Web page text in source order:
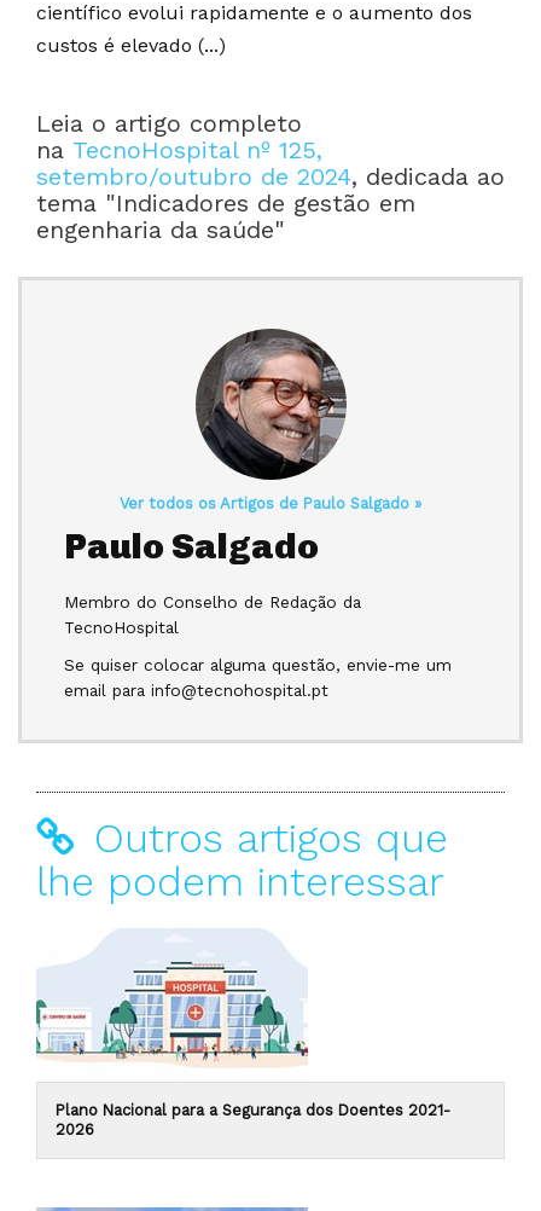
científico evolui rapidamente e o aumento dos
custos é elevado (...)
Leia o artigo completo
na TecnoHospital nº 125,
setembro/outubro de 2024, dedicada ao
tema "Indicadores de gestão em
engenharia da saúde"
Ver todos os Artigos de Paulo Salgado »
Paulo Salgado
Membro do Conselho de Redação da
TecnoHospital
Se quiser colocar alguma questão, envie-me um
email para info@tecnohospital.pt
Outros artigos que
lhe podem interessar
Plano Nacional para a Segurança dos Doentes 2021-
2026